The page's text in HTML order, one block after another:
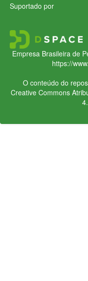
Suportado por
Empresa Brasileira de
https://
O conteúdo do
Creative Commons